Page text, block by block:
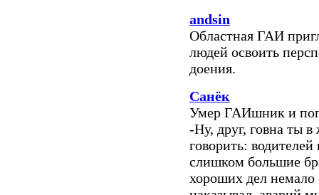
andsin
Областная ГАИ
людей освоить
доения.
Санёк
Умер ГАИшник и
-Ну, друг, говна ты
говорить:
слишком большие
хороших дел немало